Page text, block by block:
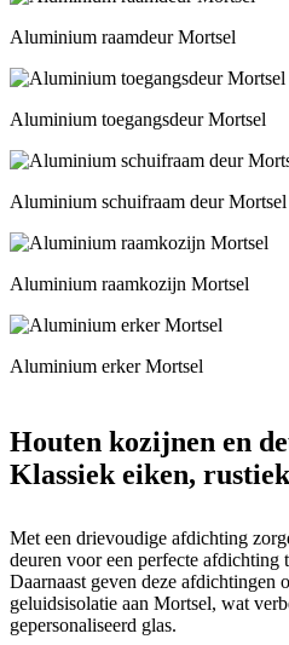
Aluminium raamdeur Mortsel
Aluminium toegangsdeur Mortsel
Aluminium schuifraam deur Mortsel
Aluminium raamkozijn Mortsel
Aluminium erker Mortsel
Houten kozijnen en
Klassiek eiken,
Met een drievoudige afdichting
deuren voor een perfecte
Daarnaast geven deze afdichtingen
geluidsisolatie aan Mortsel, wat
gepersonaliseerd glas.